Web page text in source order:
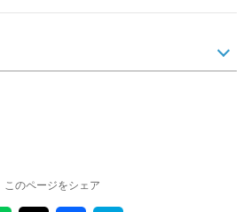
このページをシェア